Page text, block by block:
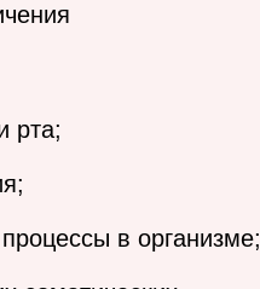
рта;
в организме;